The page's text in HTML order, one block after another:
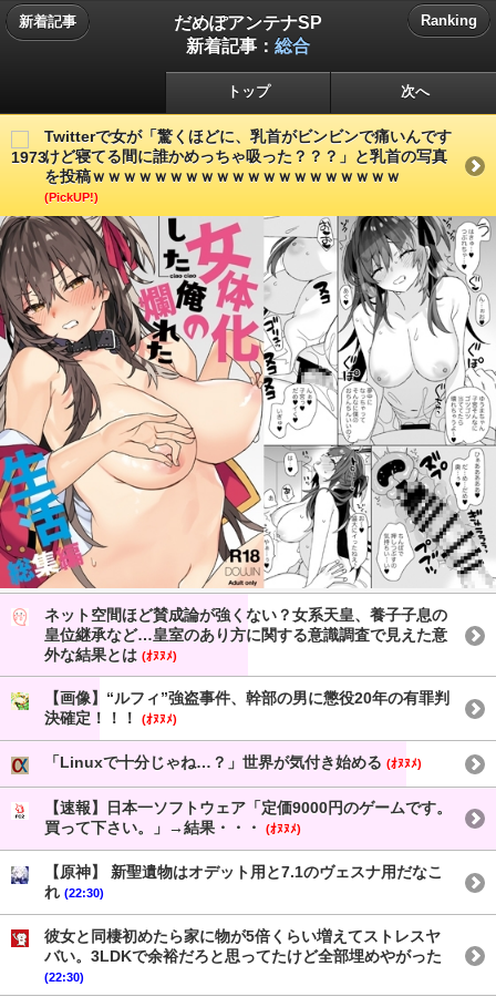
新着記事
だめぽアンテナSP
新着記事： 総合
Ranking
トップ 次へ
Twitterで女が「驚くほどに、乳首がビンビンで痛いんです
けど寝てる間に誰かめっちゃ吸った？？？」と乳首の写真
を投稿ｗｗｗｗｗｗｗｗｗｗｗｗｗｗｗｗｗｗｗｗ
(PickUP!)
ネット空間ほど賛成論が強くない？女系天皇、養子子息の
皇位継承など…皇室のあり方に関する意識調査で見えた意
外な結果とは (ｵﾇﾇﾒ)
【画像】“ルフィ”強盗事件、幹部の男に懲役20年の有罪判
決確定！！！
(ｵﾇﾇﾒ)
「Linuxで十分じゃね…？」世界が気付き始める (ｵﾇﾇﾒ)
【速報】日本一ソフトウェア「定価9000円のゲームです。
買って下さい。」→結果・・・
(ｵﾇﾇﾒ)
【原神】 新聖遺物はオデット用と7.1のヴェスナ用だなこ
れ (22:30)
彼女と同棲初めたら家に物が5倍くらい増えてストレスヤ
バい。3LDKで余裕だろと思ってたけど全部埋めやがった
(22:30)